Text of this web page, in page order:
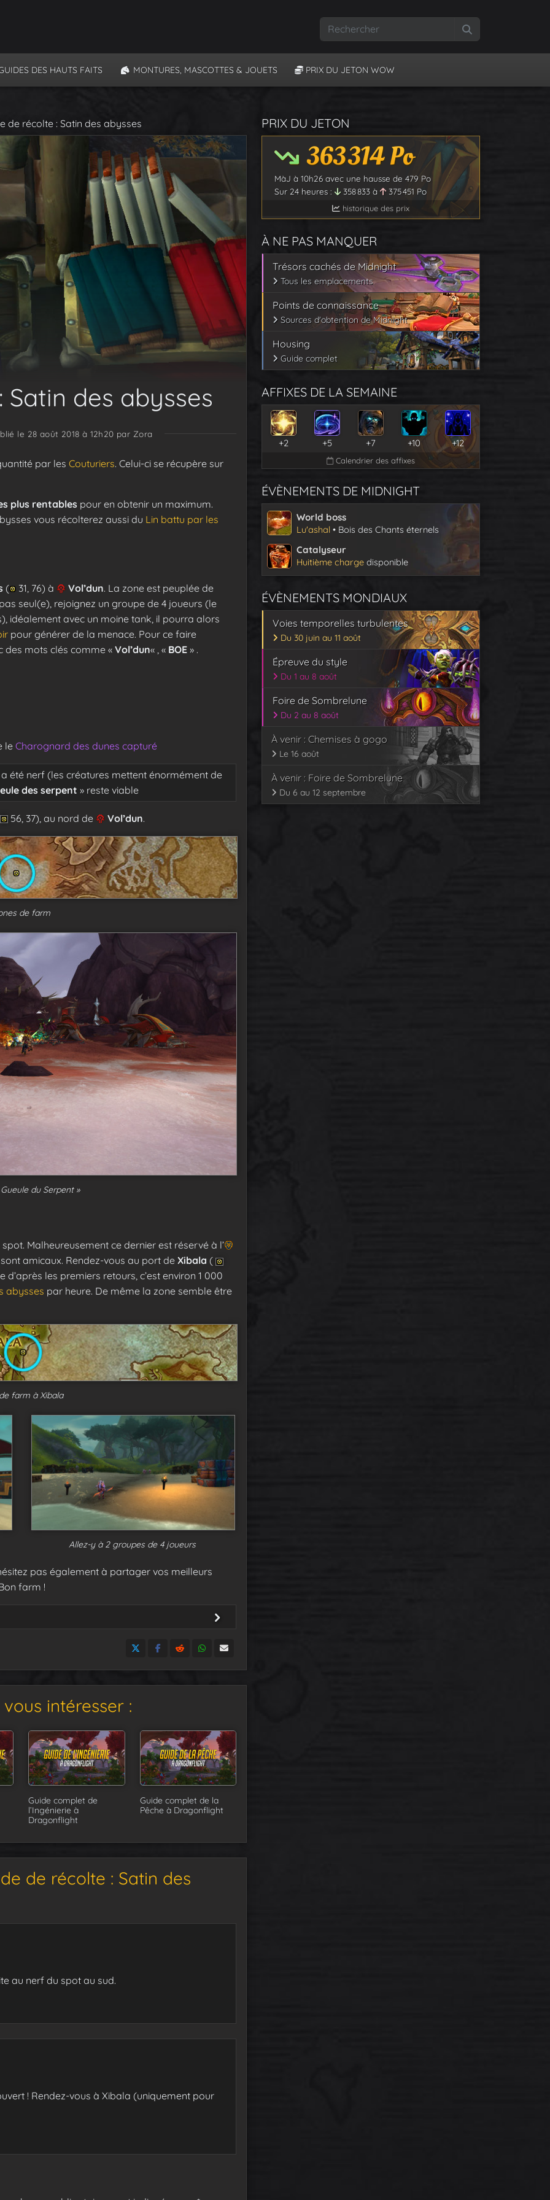
DES HAUTS FAITS MONTURES, MASCOTTES & JOUETS PRIX DU JETON WOW
de récolte : Satin des abysses
des abysses
le 28 août 2018 à 12h20 par Zora
par les Couturiers. Celui-ci se récupère sur
plus rentables pour en obtenir un maximum.
vous récolterez aussi du Lin battu par les
( 31, 76) à Vol’dun. La zone est peuplée de
seul(e), rejoignez un groupe de 4 joueurs (le
idéalement avec un moine tank, il pourra alors
pour générer de la menace. Pour ce faire
des mots clés comme « Vol’dun« , « BOE » .
le Charognard des dunes capturé
été nerf (les créatures mettent énormément de
des serpent » reste viable
56, 37), au nord de Vol’dun.
de farm
du Serpent »
Malheureusement ce dernier est réservé à l’
amicaux. Rendez-vous au port de Xibala (
les premiers retours, c’est environ 1 000
abysses par heure. De même la zone semble être
farm à Xibala
Allez-y à 2 groupes de 4 joueurs
pas également à partager vos meilleurs
farm !
suite à son nerf
intéresser :
Guide complet de
l’Ingénierie à
Dragonflight
Guide complet de la
Pêche à Dragonflight
de récolte : Satin des
au nerf du spot au sud.
! Rendez-vous à Xibala (uniquement pour
PRIX DU JETON
363 314Po
MàJ à 10h26 avec une hausse de 479 Po
Sur 24 heures :
358 833 à 375 451 Po
historique des prix
À NE PAS MANQUER
Trésors cachés de Midnight
Tous les emplacements
Points de connaissance
Sources d'obtention de Midnight
Housing
Guide complet
AFFIXES DE LA SEMAINE
+2 +5 +7 +10 +12
Calendrier des affixes
ÉVÈNEMENTS DE MIDNIGHT
World boss
Lu'ashal • Bois des Chants éternels
Catalyseur
Huitième charge disponible
ÉVÈNEMENTS MONDIAUX
Voies temporelles turbulentes
Du 30 juin au 11 août
Épreuve du style
Du 1 au 8 août
Foire de Sombrelune
Du 2 au 8 août
À venir : Chemises à gogo
Le 16 août
À venir : Foire de Sombrelune
Du 6 au 12 septembre